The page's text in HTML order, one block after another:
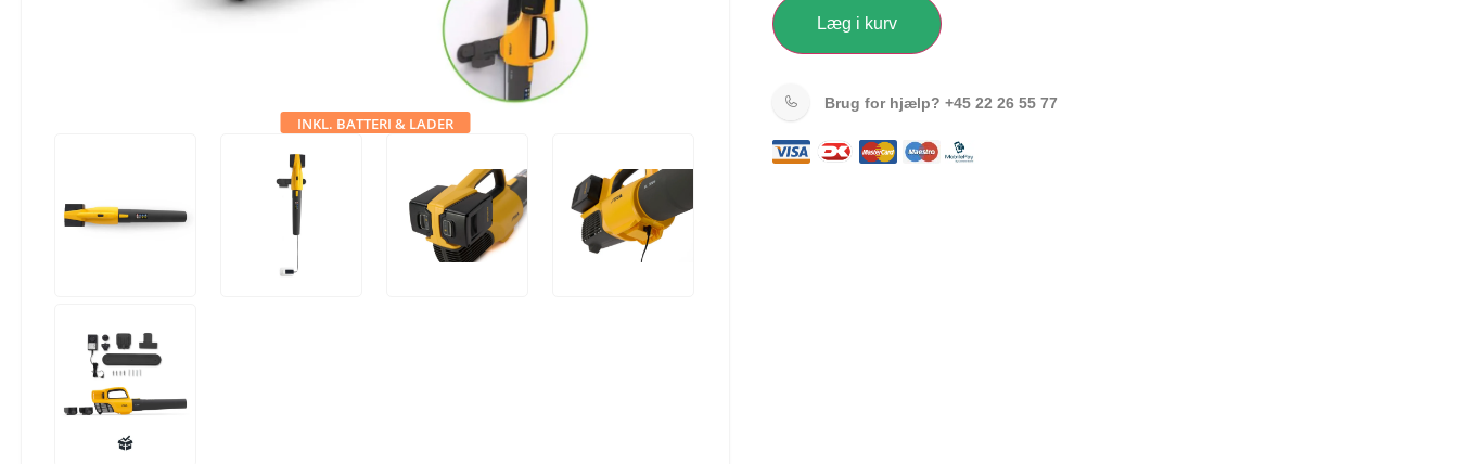
INKL. BATTERI & LADER
Læg i kurv
Brug for hjælp? +45 22 26 55 77